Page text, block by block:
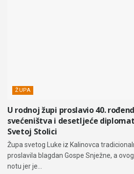
ŽUPA
U rodnoj župi proslavio 40.
svećeništva i desetljeće
Svetoj Stolici
Župa svetog Luke iz Kalinovca
proslavila blagdan Gospe Snježne, a
notu jer je...